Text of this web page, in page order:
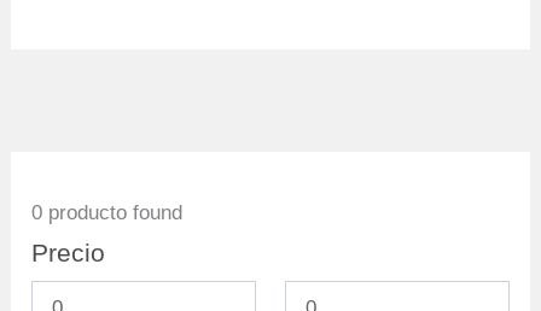
0 producto found
Precio